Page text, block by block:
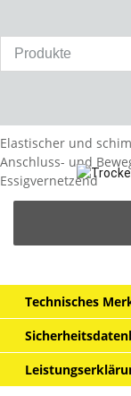
content
SAKRET
Elastischer und
Anschluss- und
Essigvernetzend
Technisches